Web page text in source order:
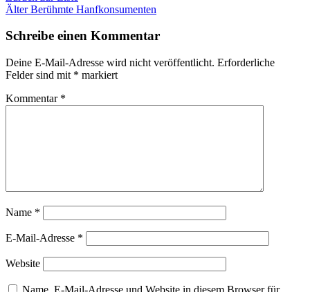
Älter Berühmte Hanfkonsumenten
Schreibe einen Kommentar
Deine E-Mail-Adresse wird nicht veröffentlicht. Erforderliche
Felder sind mit * markiert
Kommentar *
Name *
E-Mail-Adresse *
Website
Name, E-Mail-Adresse und Website in diesem Browser für